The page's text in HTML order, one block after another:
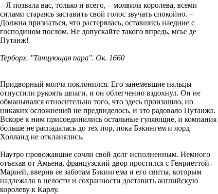
– Я позвала вас, только и всего, – молвила королева, всеми
силами стараясь заставить свой голос звучать спокойно. –
Должна признаться, что растерялась, оставшись наедине с
господином послом. Не допускайте такого впредь, мсье де
Путанж!
Терборх. "Танцующая пара". Ок. 1660
Придворный молча поклонился. Его занемевшие пальцы
отпустили рукоять шпаги, и он облегченно вздохнул. Он не
обманывался относительно того, что здесь произошло, но
никаких осложнений не предвиделось, и это радовало Путанжа.
Вскоре к ним присоединились остальные гуляющие, и компания
больше не распадалась до тех пор, пока Бэкингем и лорд
Холланд не откланялись.
Наутро провожавшие сочли свой долг исполненным. Немного
отъехав от Амьена, французский двор простился с Генриеттой-
Марией, вверив ее заботам Бэкингема и его свиты, которым
надлежало в целости и сохранности доставить английскую
королеву к Карлу.